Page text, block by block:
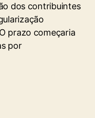
dos contribuintes
prazo começaria
por